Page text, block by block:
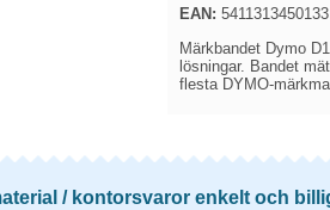
EAN: 5411313450133
Märkbandet Dymo
lösningar. Bandet
flesta DYMO-
/ kontorsvaror enkelt och